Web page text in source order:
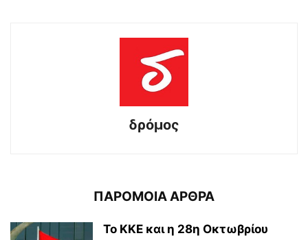
δρόμος
ΠΑΡΟΜΟΙΑ ΑΡΘΡΑ
Το ΚΚΕ και η 28η Οκτωβρίου